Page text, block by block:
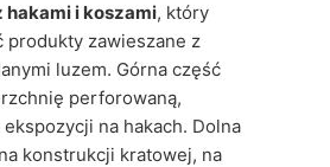
hakami i koszami, który
produkty zawieszane z
luzem. Górna część
perforowaną,
na hakach. Dolna
konstrukcji kratowej, na